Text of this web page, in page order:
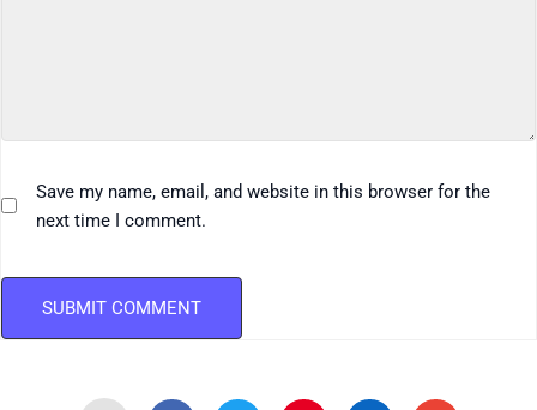
Save my name, email, and website in this browser for the
next time I comment.